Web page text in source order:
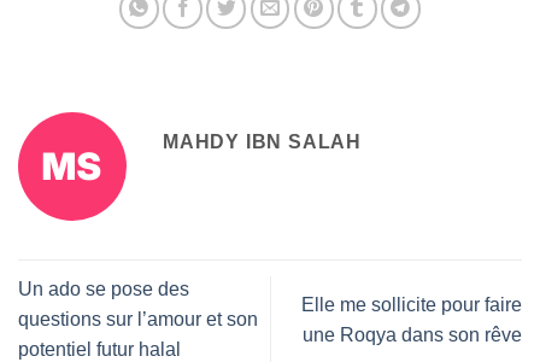
MAHDY IBN SALAH
Un ado se pose des
questions sur l’amour et son
potentiel futur halal
Elle me sollicite pour faire
une Roqya dans son rêve